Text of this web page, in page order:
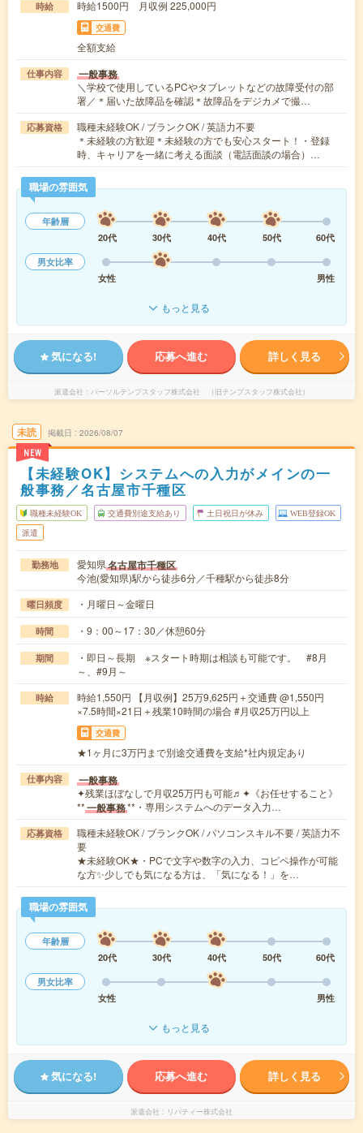
時給 時給1500円 月収例 225,000円
交通費
全額支給
仕事内容 一般事務
＼学校で使用しているPCやタブレットなどの故障受付の部
署／＊届いた故障品を確認＊故障品をデジカメで撮…
応募資格
職種未経験OK / ブランクOK / 英語力不要
＊未経験の方歓迎＊未経験の方でも安心スタート！・登録
時、キャリアを一緒に考える面談（電話面談の場合）…
職場の雰囲気
年齢層
20代
30代 40代 50代
60代
男女比率
女性
男性
もっと見る
気になる! 応募へ進む 詳しく見る
派遣会社 パーソルテンプスタッフ株式会社 （旧テンプスタッフ株式会社）
未読
NEW
掲載日 2026/08/07
【未経験OK】システムへの入力がメインの一
般事務／名古屋市千種区
職種未経験OK 交通費別途支給あり 土日祝日が休み WEB登録OK
派遣
勤務地 愛知県名古屋市千種区
今池(愛知県)駅から徒歩6分／千種駅から徒歩8分
曜日頻度 ・月曜日～金曜日
時間 ・9：00～17：30／休憩60分
期間
・即日～長期 ※スタート時期は相談も可能です。 #8月
～、#9月～
時給
時給1,550円 【月収例】25万9,625円＋交通費 @1,550円
×7.5時間×21日＋残業10時間の場合 #月収25万円以上
交通費
★1ヶ月に3万円まで別途交通費を支給*社内規定あり
仕事内容 一般事務
✦残業ほぼなしで月収25万円も可能♬✦《お任せすること》
**一般事務**・専用システムへのデータ入力…
応募資格
職種未経験OK / ブランクOK / パソコンスキル不要 / 英語力不
要
★未経験OK★・PCで文字や数字の入力、コピペ操作が可能
な方✨少しでも気になる方は、「気になる！」を…
職場の雰囲気
年齢層
20代
30代 40代 50代
60代
男女比率
女性
男性
もっと見る
気になる! 応募へ進む 詳しく見る
派遣会社 リバティー株式会社